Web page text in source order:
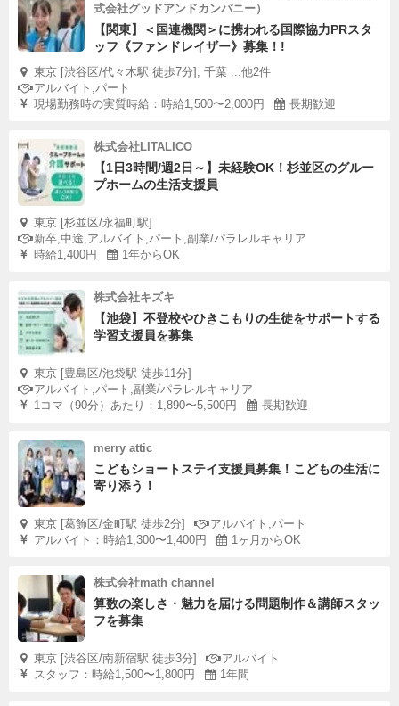
式会社グッドアンドカンパニー）
【関東】＜国連機関＞に携われる国際協力PRスタ
ッフ《ファンドレイザー》募集！!
東京 [渋谷区/代々木駅 徒歩7分], 千葉 ...他2件
アルバイト,パート
現場勤務時の実質時給：時給1,500〜2,000円
長期歓迎
株式会社LITALICO
【1日3時間/週2日～】未経験OK！杉並区のグルー
プホームの生活支援員
東京 [杉並区/永福町駅]
新卒,中途,アルバイト,パート,副業/パラレルキャリア
時給1,400円
1年からOK
株式会社キズキ
【池袋】不登校やひきこもりの生徒をサポートする
学習支援員を募集
東京 [豊島区/池袋駅 徒歩11分]
アルバイト,パート,副業/パラレルキャリア
1コマ（90分）あたり：1,890〜5,500円
長期歓迎
merry attic
こどもショートステイ支援員募集！こどもの生活に
寄り添う！
東京 [葛飾区/金町駅 徒歩2分]
アルバイト,パート
アルバイト：時給1,300〜1,400円
1ヶ月からOK
株式会社math channel
算数の楽しさ・魅力を届ける問題制作＆講師スタッ
フを募集
東京 [渋谷区/南新宿駅 徒歩3分]
アルバイト
スタッフ：時給1,500〜1,800円
1年間